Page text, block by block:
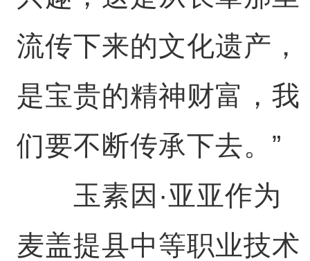
流传下来的文化遗产，
是宝贵的精神财富，我
们要不断传承下去。”
玉素因·亚亚作为
麦盖提县中等职业技术